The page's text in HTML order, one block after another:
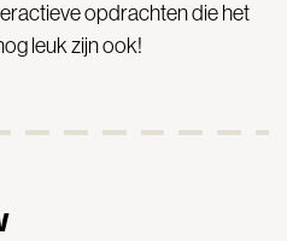
opdrachten die het
leuk zijn ook!